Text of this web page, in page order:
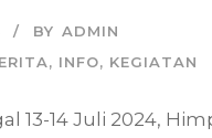
BY ADMIN
, INFO, KEGIATAN
13-14 Juli 2024,